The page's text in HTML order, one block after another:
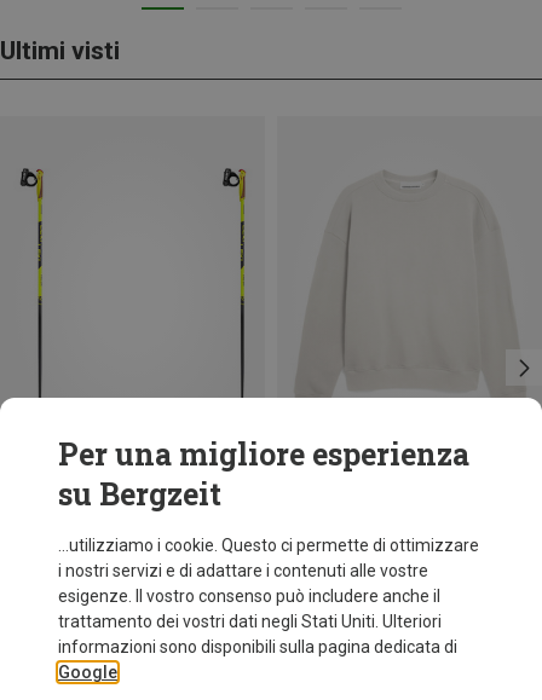
Ultimi visti
Risparmi 30%
Per una migliore esperienza
su Bergzeit
...utilizziamo i cookie. Questo ci permette di ottimizzare
i nostri servizi e di adattare i contenuti alle vostre
esigenze. Il vostro consenso può includere anche il
trattamento dei vostri dati negli Stati Uniti. Ulteriori
informazioni sono disponibili sulla pagina dedicata di
Google